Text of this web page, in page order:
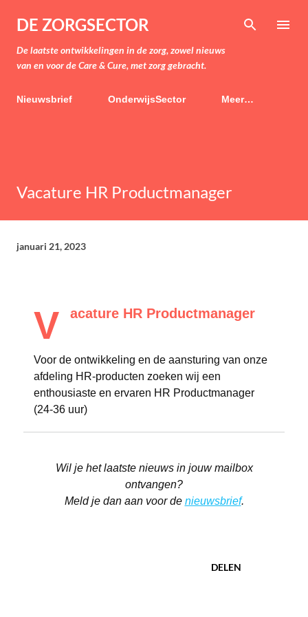
Doorgaan naar hoofdcontent
DE ZORGSECTOR
De laatste ontwikkelingen in de zorg, zowel nieuws
van en voor de Care & Cure, met zorg gebracht.
Nieuwsbrief OnderwijsSector Meer…
Vacature HR Productmanager
januari 21, 2023
V acature HR Productmanager
Voor de ontwikkeling en de aansturing van onze
afdeling HR-producten zoeken wij een
enthousiaste en ervaren HR Productmanager
(24-36 uur)
Wil je het laatste nieuws in jouw mailbox
ontvangen?
Meld je dan aan voor de nieuwsbrief.
DELEN